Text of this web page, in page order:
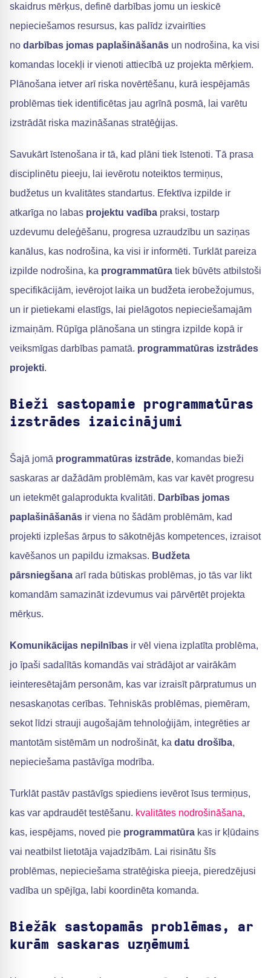
skaidrus mērķus, definē darbības jomu un ieskicē
nepieciešamos resursus, kas palīdz izvairīties
no darbības jomas paplašināšanās un nodrošina, ka visi
komandas locekļi ir vienoti attiecībā uz projekta mērķiem.
Plānošana ietver arī riska novērtēšanu, kurā iespējamās
problēmas tiek identificētas jau agrīnā posmā, lai varētu
izstrādāt riska mazināšanas stratēģijas.
Savukārt īstenošana ir tā, kad plāni tiek īstenoti. Tā prasa
disciplinētu pieeju, lai ievērotu noteiktos termiņus,
budžetus un kvalitātes standartus. Efektīva izpilde ir
atkarīga no labas projektu vadība praksi, tostarp
uzdevumu deleģēšanu, progresa uzraudzību un saziņas
kanālus, kas nodrošina, ka visi ir informēti. Turklāt pareiza
izpilde nodrošina, ka programmatūra tiek būvēts atbilstoši
specifikācijām, ievērojot laika un budžeta ierobežojumus,
un ir pietiekami elastīgs, lai pielāgotos nepieciešamajām
izmaiņām. Rūpīga plānošana un stingra izpilde kopā ir
veiksmīgas darbības pamatā. programmatūras izstrādes
projekti.
Bieži sastopamie programmatūras
izstrādes izaicinājumi
Šajā jomā programmatūras izstrāde, komandas bieži
saskaras ar dažādām problēmām, kas var kavēt progresu
un ietekmēt galaprodukta kvalitāti. Darbības jomas
paplašināšanās ir viena no šādām problēmām, kad
projekti izplešas ārpus to sākotnējās kompetences, izraisot
kavēšanos un papildu izmaksas. Budžeta
pārsniegšana arī rada būtiskas problēmas, jo tās var likt
komandām samazināt izdevumus vai pārvērtēt projekta
mērķus.
Komunikācijas nepilnības ir vēl viena izplatīta problēma,
jo īpaši sadalītās komandās vai strādājot ar vairākām
ieinteresētajām personām, kas var izraisīt pārpratumus un
nesaskaņotas cerības. Tehniskās problēmas, piemēram,
sekot līdzi strauji augošajām tehnoloģijām, integrēties ar
mantotām sistēmām un nodrošināt, ka datu drošība,
nepieciešama pastāvīga modrība.
Turklāt pastāv pastāvīgs spiediens ievērot īsus termiņus,
kas var apdraudēt testēšanu. kvalitātes nodrošināšana,
kas, iespējams, noved pie programmatūra kas ir kļūdains
vai neatbilst lietotāja vajadzībām. Lai risinātu šīs
problēmas, nepieciešama stratēģiska pieeja, pieredzējusi
vadība un spējīga, labi koordinēta komanda.
Biežāk sastopamās problēmas, ar
kurām saskaras uzņēmumi